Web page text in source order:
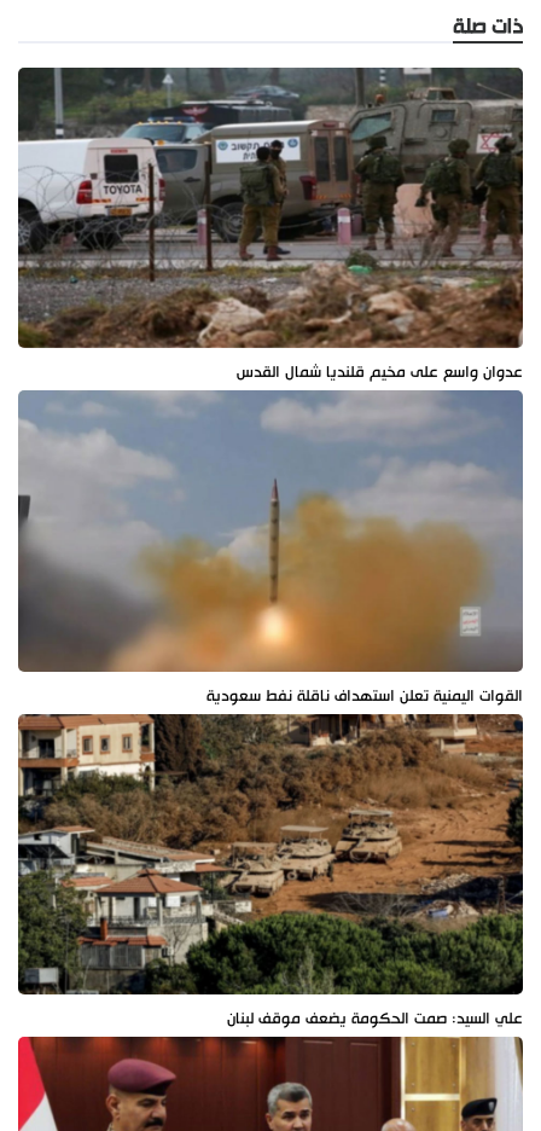
ذات صلة
عدوان واسع على مخيم قلنديا شمال القدس
القوات اليمنية تعلن استهداف ناقلة نفط سعودية
علي السيد: صمت الحكومة يضعف موقف لبنان